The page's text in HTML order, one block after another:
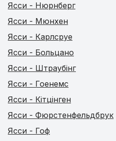
Ясси - Нюрнберг
Ясси - Мюнхен
Ясси - Карлсруе
Ясси - Больцано
Ясси - Штраубінг
Ясси - Гоенемс
Ясси - Кітцінген
Ясси - Фюрстенфельдбрук
Ясси - Гоф